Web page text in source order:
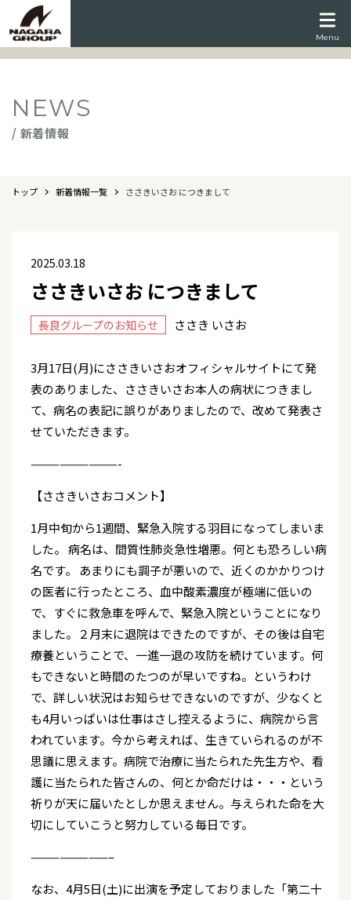
Menu
NEWS
/ 新着情報
トップ 新着情報一覧 ささきいさお につきまして
2025.03.18
ささきいさお につきまして
長良グループのお知らせ ささき いさお
3月17日(月)にささきいさおオフィシャルサイトにて発
表のありました、ささきいさお本人の病状につきまし
て、病名の表記に誤りがありましたので、改めて発表さ
せていただきます。
—————————-
【ささきいさおコメント】
1月中旬から1週間、緊急入院する羽目になってしまいま
した。 病名は、間質性肺炎急性増悪。何とも恐ろしい病
名です。 あまりにも調子が悪いので、近くのかかりつけ
の医者に行ったところ、血中酸素濃度が極端に低いの
で、すぐに救急車を呼んで、緊急入院ということになり
ました。２月末に退院はできたのですが、その後は自宅
療養ということで、一進一退の攻防を続けています。何
もできないと時間のたつのが早いですね。というわけ
で、詳しい状況はお知らせできないのですが、少なくと
も4月いっぱいは仕事はさし控えるように、病院から言
われています。今から考えれば、生きていられるのが不
思議に思えます。病院で治療に当たられた先生方や、看
護に当たられた皆さんの、何とか命だけは・・・という
祈りが天に届いたとしか思えません。与えられた命を大
切にしていこうと努力している毎日です。
————————–
なお、4月5日(土)に出演を予定しておりました「第二十